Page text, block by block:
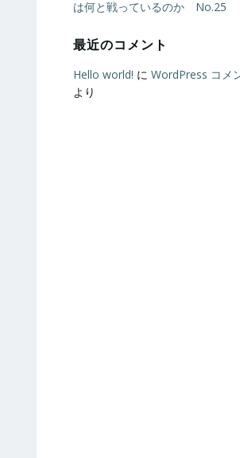
は何と戦っているのか No.25
最近のコメント
Hello world! に WordPress コメ
より